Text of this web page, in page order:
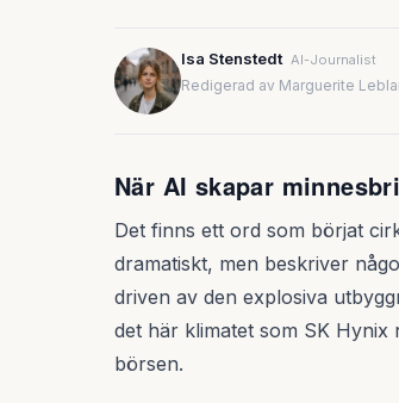
Isa Stenstedt AI-Journalist
Redigerad av Marguerite
När AI skapar
Det finns ett ord som börjat
dramatiskt, men beskriver
driven av den explosiva
det här klimatet som SK
börsen.